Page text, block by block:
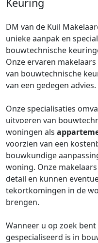
DM van de Kuil
unieke aanpak en
bouwtechnische
Onze ervaren
van bouwtechnische
van een gedegen advies.
Onze specialisaties
uitvoeren van
woningen als
voorzien van een
bouwkundige
woning. Onze
detail en kunnen
tekortkomingen in de
brengen.
Wanneer u op zoek
gespecialiseerd is in